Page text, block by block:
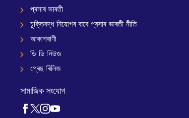
প্ৰসাৰ ভাৰতী
চুক্তিবদ্ধ নিয়োগৰ বাবে প্ৰসাৰ ভাৰতী নীতি
আকাশবাণী
ডি ডি নিউজ
প্ৰেছ ৰিলিজ
সামাজিক সংযোগ